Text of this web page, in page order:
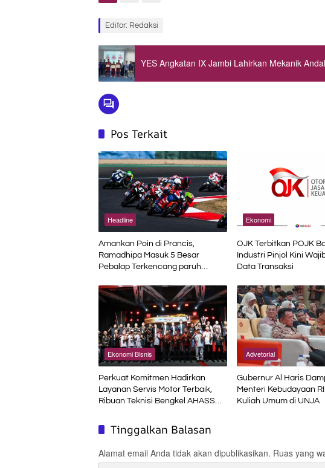
Editor: Redaksi
YES Angkatan IX Jambi Lahirkan Mekanik
Pos Terkait
Headline
Amankan Poin di Prancis,
Ramadhipa Masuk 5 Besar
Pebalap Terkencang paruh
Ekonomi
OJK Terbitkan POJK
Industri Pinjol Kini
Data Transaksi
Ekonomi Bisnis
Perkuat Komitmen Hadirkan
Layanan Servis Motor Terbaik,
Ribuan Teknisi Bengkel AHASS
Skill Contest
Advetorial
Gubernur Al Haris
Menteri Kebudayaan
Kuliah Umum di UNJA
Tinggalkan Balasan
Alamat email Anda tidak akan dipublikasikan. Ruas yang